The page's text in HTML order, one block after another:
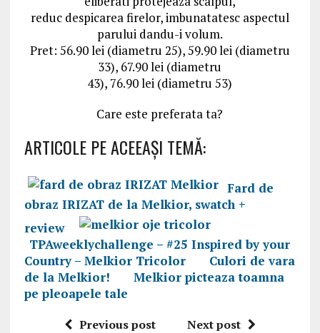
reduc despicarea firelor, imbunatatesc aspectul
parului dandu-i volum.
Pret: 56.90 lei (diametru 25), 59.90 lei (diametru
33), 67.90 lei (diametru
43), 76.90 lei (diametru 53)
Care este preferata ta?
ARTICOLE PE ACEEAŞI TEMĂ:
Fard de
obraz IRIZAT de la Melkior, swatch +
review
TPAweeklychallenge – #25 Inspired by your
Country – Melkior Tricolor
Culori de vara
de la Melkior!
Melkior picteaza toamna
pe pleoapele tale
Previous post Next post